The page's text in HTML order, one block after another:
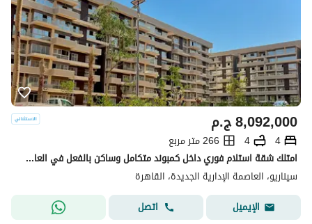
ج.م8,092,000
4
4
266 متر مربع
امتلك شقة استلام فوري داخل كمبوند متكامل وساكن بالفعل في العاصمة الإدارية بسعر كاش مميز وفرصة لا تعوض
سيناريو، العاصمة الإدارية الجديدة، القاهرة
الإيميل
اتصل